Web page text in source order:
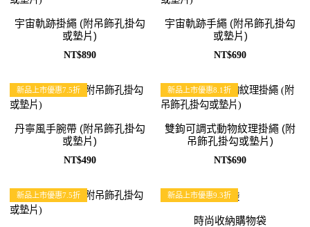
宇宙軌跡掛繩 (附吊飾孔掛勾
或墊片)
NT$890
宇宙軌跡手繩 (附吊飾孔掛勾
或墊片)
NT$690
新品上市優惠7.5折
丹寧風手腕帶 (附吊飾孔掛勾
或墊片)
NT$490
新品上市優惠8.1折
雙鉤可調式動物紋理掛繩 (附
吊飾孔掛勾或墊片)
NT$690
新品上市優惠7.5折 新品上市優惠9.3折
時尚收納購物袋